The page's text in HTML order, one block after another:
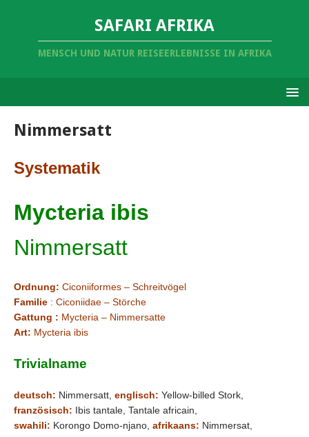
SAFARI AFRIKA
MENSCH UND NATUR REISEERLEBNISSE IN AFRIKA
Nimmersatt
Systematik
Mycteria ibis
Nimmersatt
Ordnung: Ciconiiformes – Schreitvögel
Familie : Ciconiidae – Störche
Gattung : Mycteria – Nimmersatte
Art: Mycteria ibis
Trivialname
deutsch: Nimmersatt, englisch: Yellow-billed Stork,
französisch: Ibis tantale, Tantale africain,
swahili: Korongo Domo-njano, afrikaans: Nimmersat,